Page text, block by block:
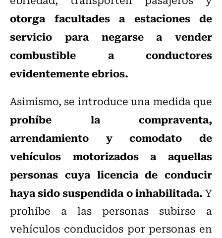
otorga facultades a estaciones de
servicio para negarse a vender
combustible a conductores
evidentemente ebrios.
Asimismo, se introduce una medida que
prohíbe la compraventa,
arrendamiento y comodato de
vehículos motorizados a aquellas
personas cuya licencia de conducir
haya sido suspendida o inhabilitada.Y
prohíbe a las personas subirse a
vehículos conducidos por personas en